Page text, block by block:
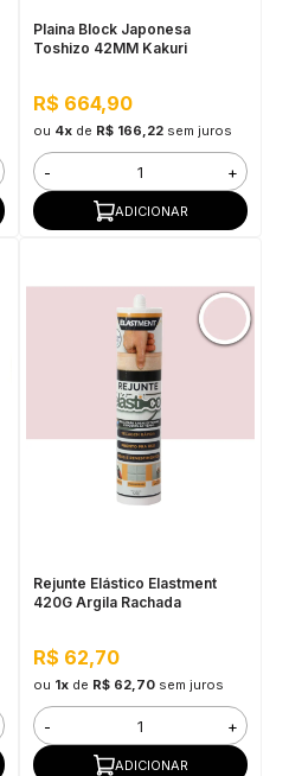
Plaina Block Japonesa
Toshizo 42MM Kakuri
R$ 664,90
ou 4xde R$ 166,22 sem juros
- +
ADICIONAR
Rejunte Elástico Elastment
420G Argila Rachada
R$ 62,70
ou 1xde R$ 62,70 sem juros
- +
ADICIONAR